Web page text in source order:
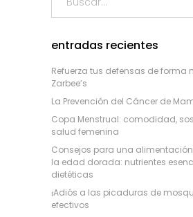
entradas recientes
Refuerza tus defensas de forma
Zarbee’s
La Prevención del Cáncer de
Copa Menstrual: comodidad,
salud femenina
Consejos para una
la edad dorada: nutrientes
dietéticas
¡Adiós a las picaduras de
efectivos